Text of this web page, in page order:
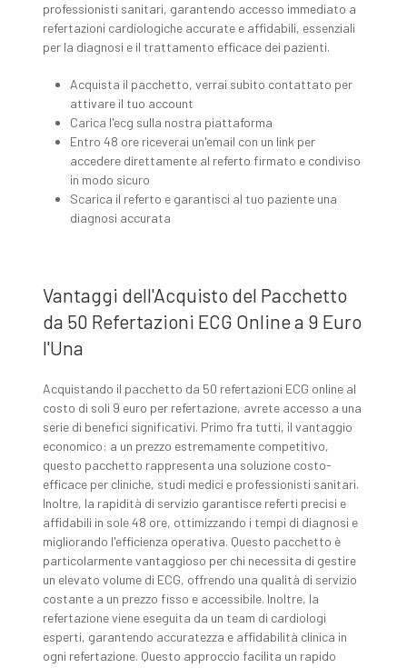
professionisti sanitari, garantendo accesso immediato a
refertazioni cardiologiche accurate e affidabili, essenziali
per la diagnosi e il trattamento efficace dei pazienti.
Acquista il pacchetto, verrai subito contattato per
attivare il tuo account
Carica l'ecg sulla nostra piattaforma
Entro 48 ore riceverai un'email con un link per
accedere direttamente al referto firmato e condiviso
in modo sicuro
Scarica il referto e garantisci al tuo paziente una
diagnosi accurata
Vantaggi dell'Acquisto del Pacchetto
da 50 Refertazioni ECG Online a 9 Euro
l'Una
Acquistando il pacchetto da 50 refertazioni ECG online al
costo di soli 9 euro per refertazione, avrete accesso a una
serie di benefici significativi. Primo fra tutti, il vantaggio
economico: a un prezzo estremamente competitivo,
questo pacchetto rappresenta una soluzione costo-
efficace per cliniche, studi medici e professionisti sanitari.
Inoltre, la rapidità di servizio garantisce referti precisi e
affidabili in sole 48 ore, ottimizzando i tempi di diagnosi e
migliorando l'efficienza operativa. Questo pacchetto è
particolarmente vantaggioso per chi necessita di gestire
un elevato volume di ECG, offrendo una qualità di servizio
costante a un prezzo fisso e accessibile. Inoltre, la
refertazione viene eseguita da un team di cardiologi
esperti, garantendo accuratezza e affidabilità clinica in
ogni refertazione. Questo approccio facilita un rapido